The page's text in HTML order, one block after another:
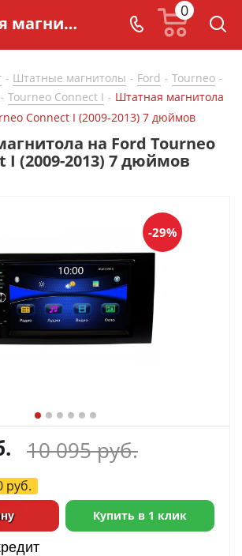
Штатная магнитола на Ford Tourneo Connect I (2009-2013) 7 дюймов - купить в СarBaza
0
- Штатные магнитолы - Ford - Tourneo -
- Tourneo Connect I - Штатная магнитола
Connect I (2009-2013) 7 дюймов
на Ford Tourneo
I (2009-2013) 7 дюймов
-29%
10 095руб.
руб.
Купить в 1 клик